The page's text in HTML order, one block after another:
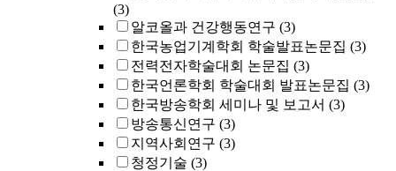
(3)
알코올과 건강행동연구 (3)
한국농업기계학회 학술발표논문집 (3)
전력전자학술대회 논문집 (3)
한국언론학회 학술대회 발표논문집 (3)
한국방송학회 세미나 및 보고서 (3)
방송통신연구 (3)
지역사회연구 (3)
청정기술 (3)